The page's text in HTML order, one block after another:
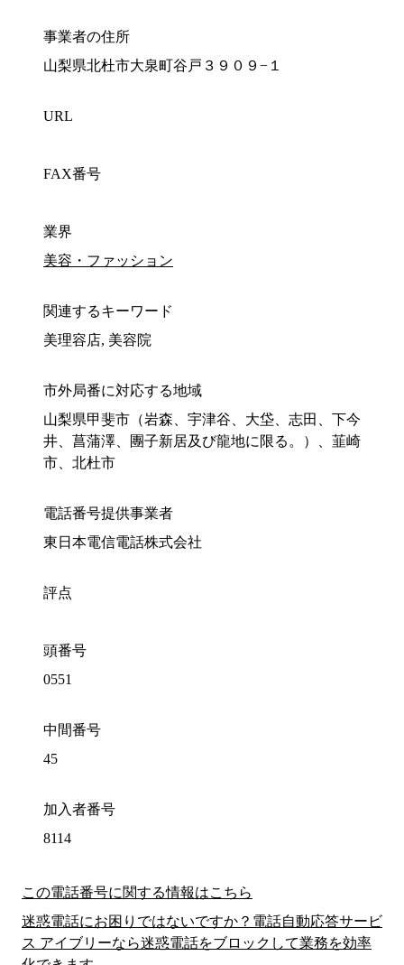
事業者の住所
山梨県北杜市大泉町谷戸３９０９−１
URL
FAX番号
業界
美容・ファッション
関連するキーワード
美理容店, 美容院
市外局番に対応する地域
山梨県甲斐市（岩森、宇津谷、大垈、志田、下今
井、菖蒲澤、團子新居及び龍地に限る。）、韮崎
市、北杜市
電話番号提供事業者
東日本電信電話株式会社
評点
頭番号
0551
中間番号
45
加入者番号
8114
この電話番号に関する情報はこちら
迷惑電話にお困りではないですか？電話自動応答サービ
ス アイブリーなら迷惑電話をブロックして業務を効率